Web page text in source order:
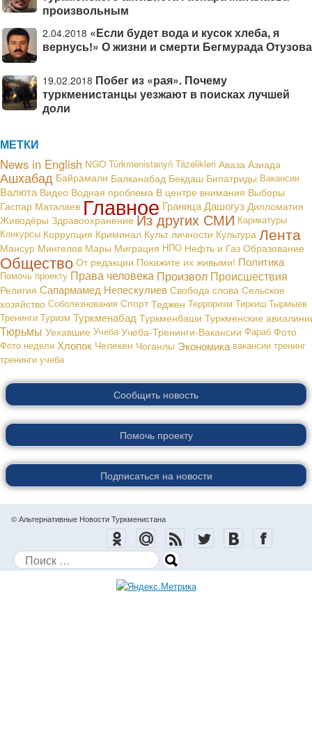
произвольным
2.04.2018 «Если будет вода и кусок хлеба, я
вернусь!» О жизни и смерти Бегмурада Отузова
19.02.2018 Побег из «рая». Почему
туркменистанцы уезжают в поисках лучшей
доли
МЕТКИ
News in English NGO Türkmenistanyň Täzelikleri Аваза Азиада
Ашхабад Байрамали Балканабад Бекдаш Бипатриды Вакансии
Валюта Видео Водная проблема В центре внимания Выборы
Гаспар Маталаев Главное ГраницаДашогуз Дипломатия
Живодёры Здравоохранение Из других СМИ Карикатуры
Конкурсы Коррупция Криминал Культ личности Культура Лента
Мансур Мингелов Мары Миграция НПО Нефть и Газ Образование
Общество От редакции Покажите их живыми! Политика
Помочь проекту Права человека Произвол Происшествия
Религия Сапармамед Непескулиев Свобода слова Сельское
хозяйство Соболезнования Спорт Теджен Терроризм Тиркиш Тырмыев
Тренинги Туризм Туркменабад Туркменбаши Туркменские
Тюрьмы Уехавшие Учеба Учеба-Тренинги-Вакансии Фараб Фото
Фото недели Хлопок Челекен Чоганлы Экономика вакансии тренинг
тренинги учеба
Сообщить новость
Помочь проекту
Подписаться на новости
© Альтернативные Новости Туркменистана
Поиск